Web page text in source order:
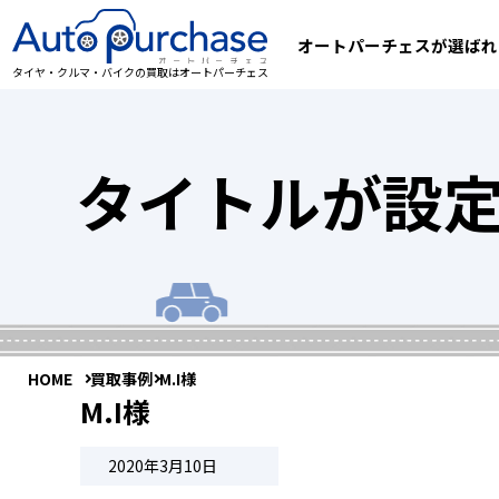
タイヤ・クルマ・バイクの買取はオートパーチェス
オートパーチェスが選ば
タイトルが設
HOME 買取事例 M.I様
M.I様
2020年3月10日